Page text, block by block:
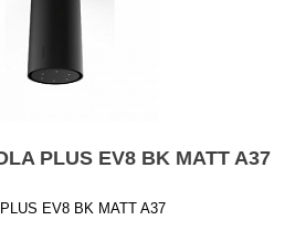
PLUS EV8 BK MATT A37
EV8 BK MATT A37